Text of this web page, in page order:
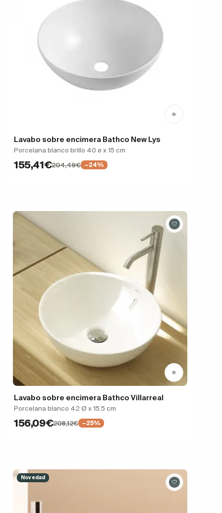
Lavabo sobre encimera Bathco New Lys
Porcelana blanco brillo 40 ø x 15 cm
155,41€204,49€ −24%
Lavabo sobre encimera Bathco Villarreal
Porcelana blanco 42 Ø x 15.5 cm
156,09€208,12€ −25%
Novedad